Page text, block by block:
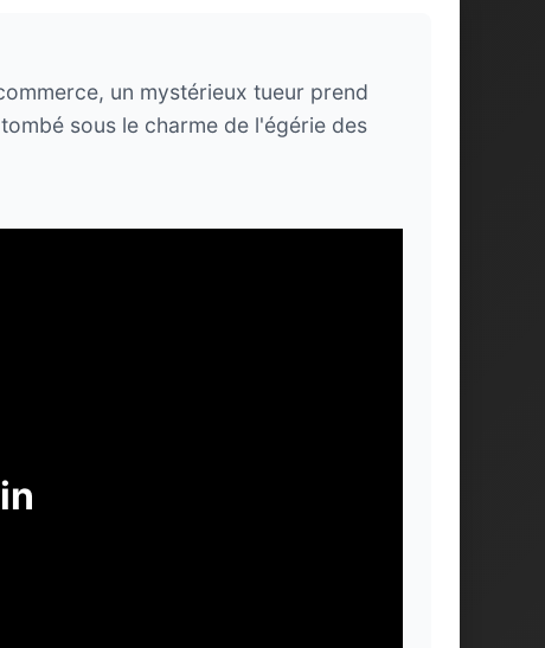
un mystérieux tueur prend
sous le charme de l'égérie des